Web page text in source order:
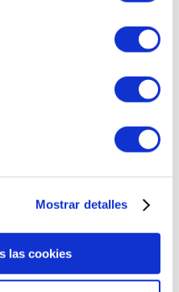
Mostrar detalles
las cookies
Cream 40ml - Happiness